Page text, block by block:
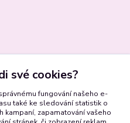
své cookies?
fungování našeho e-
také ke sledování statistik o
kampaní, zapamatování vašeho